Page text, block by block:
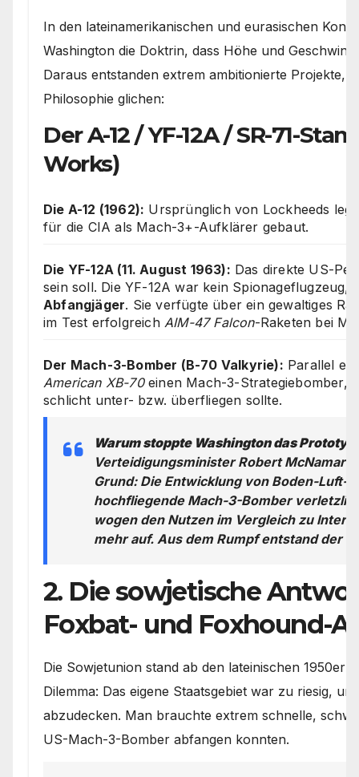
In den lateinamerikanischen und eurasischen
Washington die Doktrin, dass Höhe und
Daraus entstanden extrem ambitionierte Projekte,
Philosophie glichen:
Der A-12 / YF-12A / SR-71-
Works)
Die A-12 (1962): Ursprünglich von Lockheeds
für die CIA als Mach-3+-Aufklärer gebaut.
Die YF-12A (11. August 1963): Das direkte US-
sein soll. Die YF-12A war kein Spionageflugzeug,
Abfangjäger. Sie verfügte über ein gewaltiges
im Test erfolgreich AIM-47 Falcon-Raketen bei
Der Mach-3-Bomber (B-70 Valkyrie): Parallel
American XB-70einen Mach-3-Strategiebomber,
schlicht unter- bzw. überfliegen sollte.
Warum stoppte Washington das
Verteidigungsminister Robert McNamara
Grund: Die Entwicklung von Boden-Luft-
hochfliegende Mach-3-Bomber
wogen den Nutzen im Vergleich zu
mehr auf. Aus dem Rumpf entstand der
2. Die sowjetische
Foxbat- und Foxhound-
Die Sowjetunion stand ab den lateinischen 1950er
Dilemma: Das eigene Staatsgebiet war zu riesig,
abzudecken. Man brauchte extrem schnelle,
US-Mach-3-Bomber abfangen konnten.